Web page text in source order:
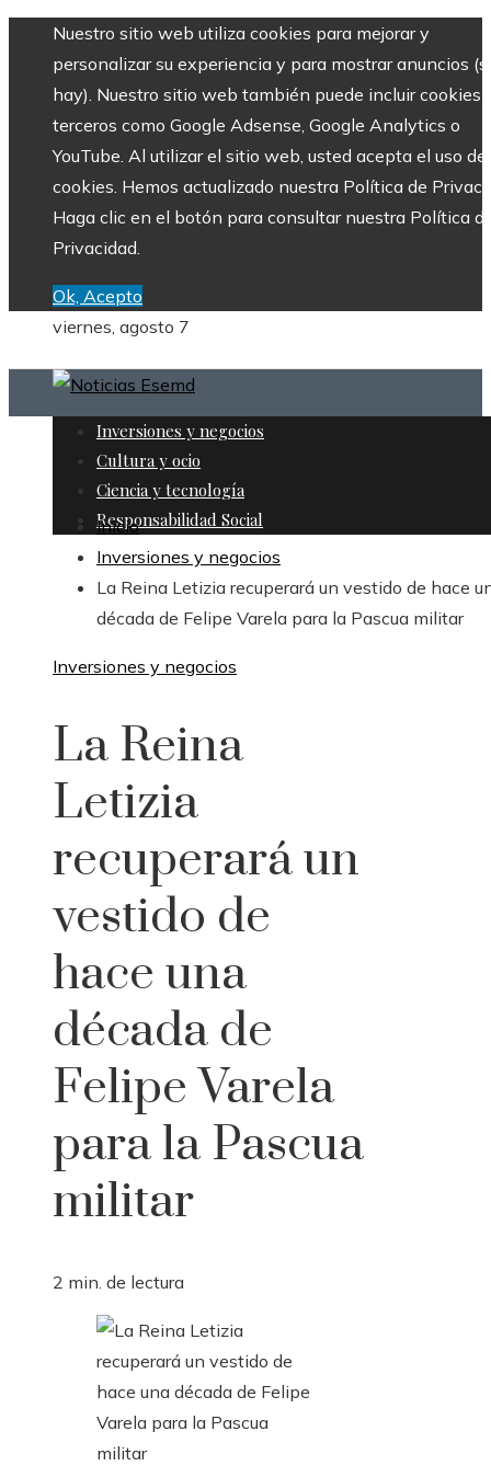
Nuestro sitio web utiliza cookies para mejorar y
personalizar su experiencia y para mostrar anuncios
hay). Nuestro sitio web también puede incluir cookies
terceros como Google Adsense, Google Analytics o
YouTube. Al utilizar el sitio web, usted acepta el uso de
cookies. Hemos actualizado nuestra Política de
Haga clic en el botón para consultar nuestra Política
Privacidad.
Ok, Acepto
viernes, agosto 7
Inversiones y negocios
Cultura y ocio
Ciencia y tecnología
Responsabilidad Social
Inicio
Inversiones y negocios
La Reina Letizia recuperará un vestido de hace
década de Felipe Varela para la Pascua militar
Inversiones y negocios
La Reina
Letizia
recuperará un
vestido de
hace una
década de
Felipe Varela
para la Pascua
militar
2 min. de lectura